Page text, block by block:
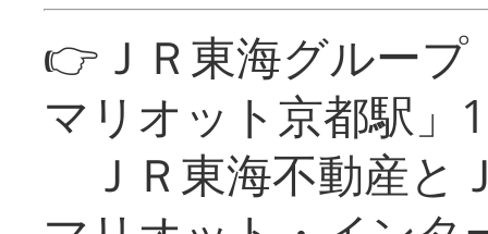
👉ＪＲ東海グルー
マリオット京都駅」
ＪＲ東海不動産と